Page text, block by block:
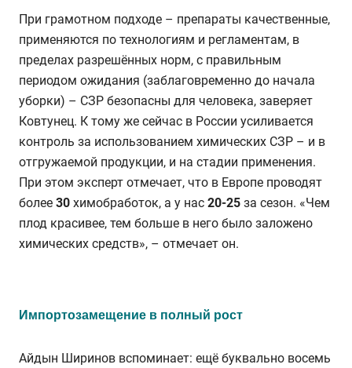
При грамотном подходе – препараты качественные,
применяются по технологиям и регламентам, в
пределах разрешённых норм, с правильным
периодом ожидания (заблаговременно до начала
уборки) – СЗР безопасны для человека, заверяет
Ковтунец. К тому же сейчас в России усиливается
контроль за использованием химических СЗР – и в
отгружаемой продукции, и на стадии применения.
При этом эксперт отмечает, что в Европе проводят
более 30 химобработок, а у нас 20-25 за сезон. «Чем
плод красивее, тем больше в него было заложено
химических средств», – отмечает он.
Импортозамещение в полный рост
Айдын Ширинов вспоминает: ещё буквально восемь